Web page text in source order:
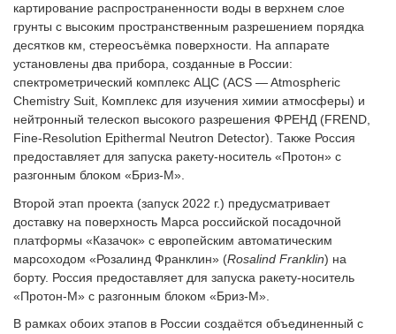
картирование распространенности воды в верхнем слое
грунты с высоким пространственным разрешением порядка
десятков км, стереосъёмка поверхности. На аппарате
установлены два прибора, созданные в России:
спектрометрический комплекс АЦС (ACS — Atmospheric
Chemistry Suit, Комплекс для изучения химии атмосферы) и
нейтронный телескоп высокого разрешения ФРЕНД (FREND,
Fine-Resolution Epithermal Neutron Detector). Также Россия
предоставляет для запуска ракету-носитель «Протон» с
разгонным блоком «Бриз-М».
Второй этап проекта (запуск 2022 г.) предусматривает
доставку на поверхность Марса российской посадочной
платформы «Казачок» с европейским автоматическим
марсоходом «Розалинд Франклин» (Rosalind Franklin) на
борту. Россия предоставляет для запуска ракету-носитель
«Протон-М» с разгонным блоком «Бриз-М».
В рамках обоих этапов в России создаётся объединенный с